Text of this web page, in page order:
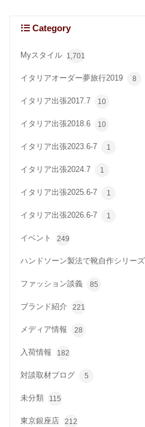
Category
Myスタイル 1,701
イタリアオーダー夢旅行2019 8
イタリア出張2017.7 10
イタリア出張2018.6 10
イタリア出張2023.6-7 1
イタリア出張2024.7 1
イタリア出張2025.6-7 1
イタリア出張2026.6-7 1
イベント 249
ハンドソーン製法で靴自作シリーズ
ファッション談義 85
ブランド紹介 221
メディア情報 28
入荷情報 182
対談取材ブログ 5
未分類 115
東京銀座店 212